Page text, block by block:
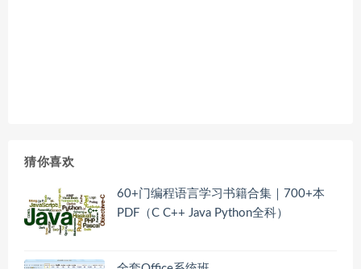
猜你喜欢
60+门编程语言学习书籍合集｜700+本
PDF（C C++ Java Python全科）